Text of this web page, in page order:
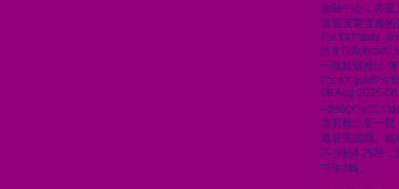
金融中心，亦是
宜居宜業宜遊的
一批銀債推出
06 Aug 2026
政府推出新一批
港居民認購。銀
不少於4.25厘，
下午2時。